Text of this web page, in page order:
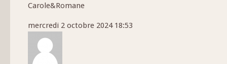
Carole&Romane
mercredi 2 octobre 2024 18:53